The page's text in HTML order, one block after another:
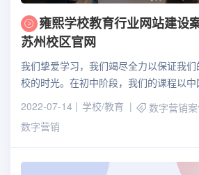
雍熙学校教育行业网站建设
苏州校区官网
我们挚爱学习，我们竭尽全力以保证我
校的时光。在初中阶段，我们的课程以
础，并使用德佩斯教学方法进行授课。
2022-07-14 学校/教育 数字营销
数字营销